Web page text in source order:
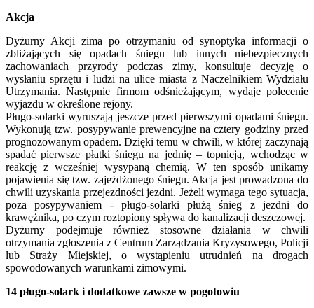
Akcja
Dyżurny Akcji zima po otrzymaniu od synoptyka informacji o
zbliżających się opadach śniegu lub innych niebezpiecznych
zachowaniach przyrody podczas zimy, konsultuje decyzję o
wysłaniu sprzętu i ludzi na ulice miasta z Naczelnikiem Wydziału
Utrzymania. Następnie firmom odśnieżającym, wydaje polecenie
wyjazdu w określone rejony.
Pługo-solarki wyruszają jeszcze przed pierwszymi opadami śniegu.
Wykonują tzw. posypywanie prewencyjne na cztery godziny przed
prognozowanym opadem. Dzięki temu w chwili, w której zaczynają
spadać pierwsze płatki śniegu na jednię – topnieją, wchodząc w
reakcję z wcześniej wysypaną chemią. W ten sposób unikamy
pojawienia się tzw. zajeżdżonego śniegu. Akcja jest prowadzona do
chwili uzyskania przejezdności jezdni. Jeżeli wymaga tego sytuacja,
poza posypywaniem - pługo-solarki płużą śnieg z jezdni do
krawężnika, po czym roztopiony spływa do kanalizacji deszczowej.
Dyżurny podejmuje również stosowne działania w chwili
otrzymania zgłoszenia z Centrum Zarządzania Kryzysowego, Policji
lub Straży Miejskiej, o wystąpieniu utrudnień na drogach
spowodowanych warunkami zimowymi.
14 pługo-solark i dodatkowe zawsze w pogotowiu